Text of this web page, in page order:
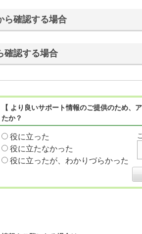
ら確認する場合
確認する場合
【 より良いサポート情報のご提供のため
たか？
役に立った
役に立たなかった
役に立ったが、わかりづらかった